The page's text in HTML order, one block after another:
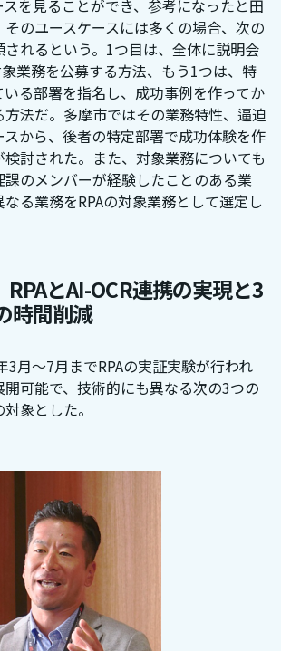
を見ることができ、参考になったと田
のユースケースには多くの場合、次の
されるという。1つ目は、全体に説明会
業務を公募する方法、もう1つは、特
る部署を指名し、成功事例を作ってか
方法だ。多摩市ではその業務特性、逼迫
から、後者の特定部署で成功体験を作
討された。また、対象業務についても
のメンバーが経験したことのある業
る業務をRPAの対象業務として選定し
RPAとAI-OCR連携の実現と3
時間削減
3月～7月までRPAの実証実験が行われ
可能で、技術的にも異なる次の3つの
象とした。